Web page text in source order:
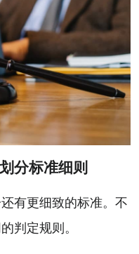
分标准细则
有更细致的标准。不
判定规则。